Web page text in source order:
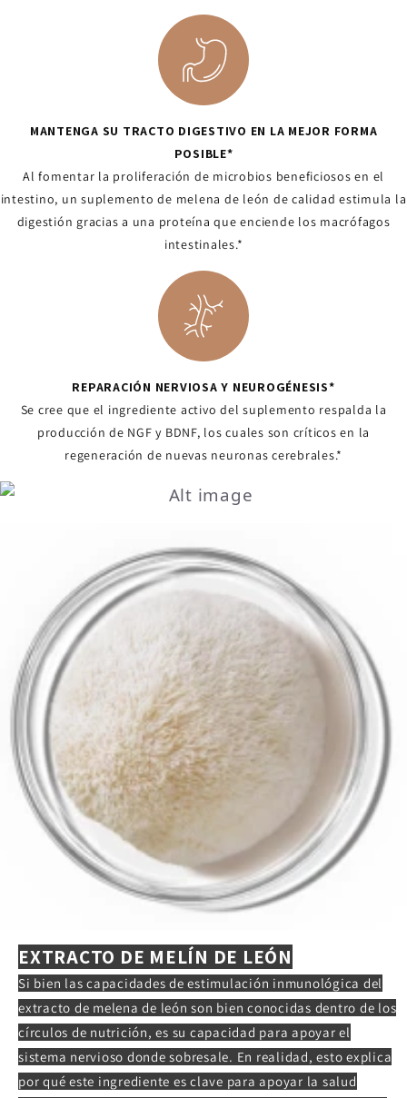
MANTENGA SU TRACTO DIGESTIVO EN LA MEJOR FORMA
POSIBLE*
Al fomentar la proliferación de microbios beneficiosos en el
intestino, un suplemento de melena de león de calidad estimula la
digestión gracias a una proteína que enciende los macrófagos
intestinales.*
REPARACIÓN NERVIOSA Y NEUROGÉNESIS*
Se cree que el ingrediente activo del suplemento respalda la
producción de NGF y BDNF, los cuales son críticos en la
regeneración de nuevas neuronas cerebrales.*
EXTRACTO DE MELÍN DE LEÓN
Si bien las capacidades de estimulación inmunológica del
extracto de melena de león son bien conocidas dentro de los
círculos de nutrición, es su capacidad para apoyar el
sistema nervioso donde sobresale. En realidad, esto explica
por qué este ingrediente es clave para apoyar la salud